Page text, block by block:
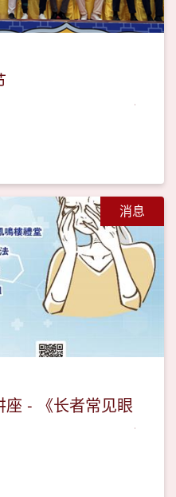
消息
座 - 《长者常见眼